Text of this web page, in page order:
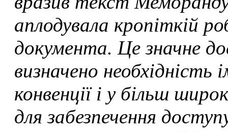
аплодувала кропіткій
документа. Це значне
визначено необхідність
конвенції і у більш
для забезпечення